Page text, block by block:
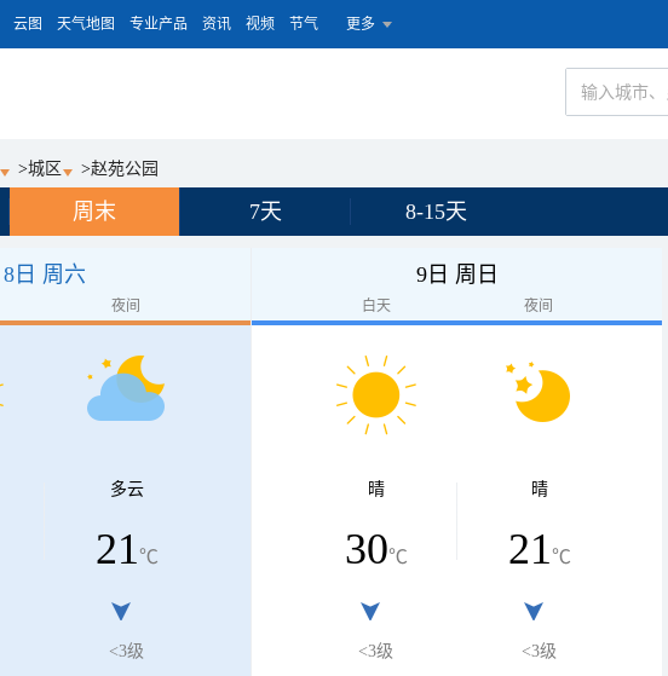
云图 天气地图 专业产品 资讯 视频 节气 更多
>城区 >赵苑公园
周末 7天 8-15天
8日 周六
夜间
多云
21℃
<3级
9日 周日
白天 夜间
晴
30℃
<3级
晴
21℃
<3级